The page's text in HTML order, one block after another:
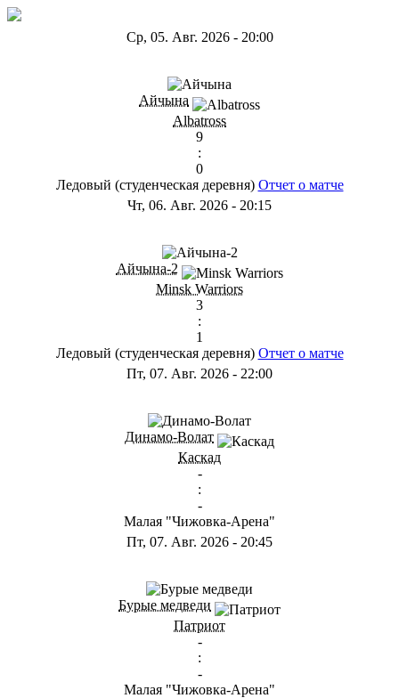
Ср, 05. Авг. 2026- 20:00
Айчына
Albatross
9
:
0
Ледовый (студенческая деревня) Отчет о матче
Чт, 06. Авг. 2026 - 20:15
Айчына-2
Minsk Warriors
3
:
1
Ледовый (студенческая деревня) Отчет о матче
Пт, 07. Авг. 2026 - 22:00
Динамо-Волат
Каскад
-
:
-
Малая "Чижовка-Арена"
Пт, 07. Авг. 2026 - 20:45
Бурые медведи
Патриот
-
:
-
Малая "Чижовка-Арена"